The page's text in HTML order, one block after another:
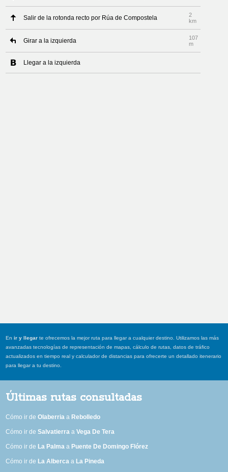
Salir de la rotonda recto por Rúa de Compostela
2
km
Girar a la izquierda
107
m
Llegar a la izquierda
Enir y llegar te ofrecemos la mejor ruta para llegar a cualquier destino. Utilizamos las más
avanzadas tecnologías de representación de mapas, cálculo de rutas, datos de tráfico
actualizados en tiempo real y calculador de distancias para ofrecerte un detallado itenerario
para llegar a tu destino.
Últimas rutas consultadas
Cómo ir deOlaberria a Rebolledo
Cómo ir deSalvatierra aVega De Tera
Cómo ir de La Palma a Puente De Domingo Flórez
Cómo ir de La Alberca a La Pineda